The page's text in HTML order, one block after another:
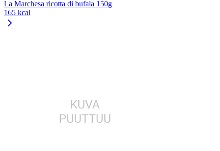
La Marchesa ricotta di bufala 150g
165 kcal